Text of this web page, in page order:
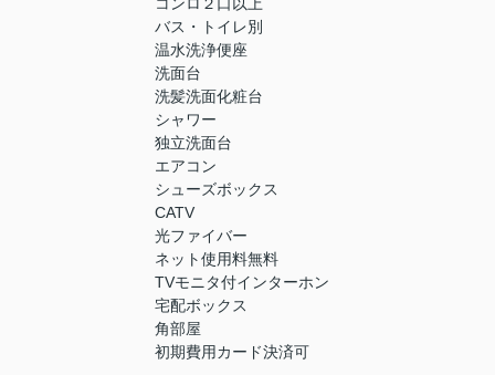
コンロ２口以上
バス・トイレ別
温水洗浄便座
洗面台
洗髪洗面化粧台
シャワー
独立洗面台
エアコン
シューズボックス
CATV
光ファイバー
ネット使用料無料
TVモニタ付インターホン
宅配ボックス
角部屋
初期費用カード決済可